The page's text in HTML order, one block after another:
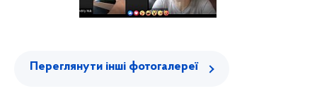
Переглянути інші фотогалереї